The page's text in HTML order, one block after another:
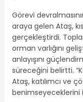
Görevi
araya gelen Ataş,
gerçekleştirdi.
orman varlığını
anlayışını
süreceğini belirtti.
Ataş, katılımcı ve
benimseyeceklerini